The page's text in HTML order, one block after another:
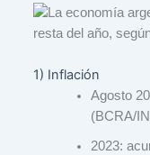
1) Inflación
Agosto
(BCRA/
2023: